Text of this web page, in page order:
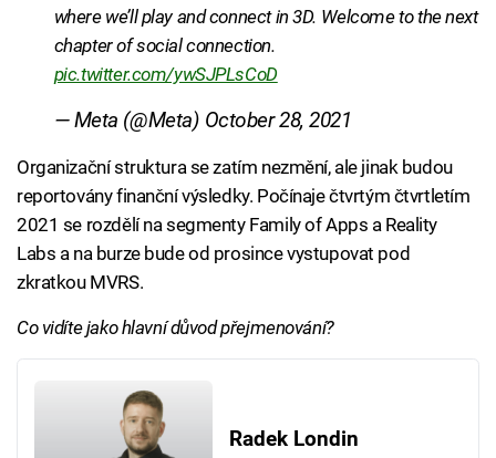
where we’ll play and connect in 3D. Welcome to the next
chapter of social connection.
pic.twitter.com/ywSJPLsCoD
— Meta (@Meta) October 28, 2021
Organizační struktura se zatím nezmění, ale jinak budou
reportovány finanční výsledky. Počínaje čtvrtým čtvrtletím
2021 se rozdělí na segmenty Family of Apps a Reality
Labs a na burze bude od prosince vystupovat pod
zkratkou MVRS.
Co vidíte jako hlavní důvod přejmenování?
Radek Londin